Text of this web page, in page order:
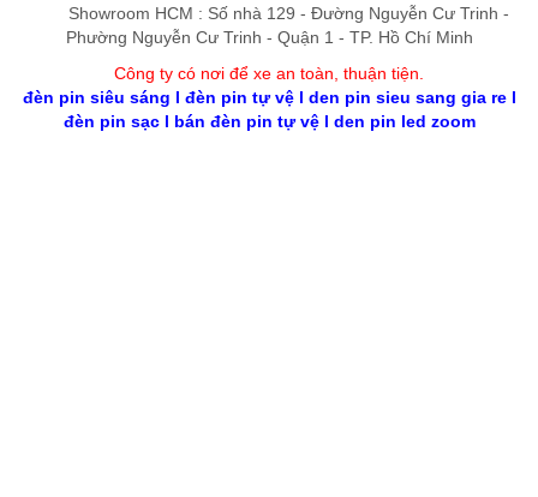
Showroom HCM : Số nhà 129 - Đường Nguyễn Cư Trinh -
Phường Nguyễn Cư Trinh - Quận 1 - TP. Hồ Chí Minh
Công ty có nơi để xe an toàn, thuận tiện
đèn pin siêu sáng l đèn pin tự vệl den pin sieu sang gia rel
đèn pin sạcl bán đèn pin tự vệl den pin led zoom